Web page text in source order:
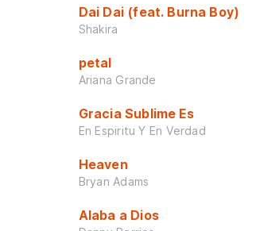
Dai Dai (feat. Burna Boy)
Shakira
petal
Ariana Grande
Gracia Sublime Es
En Espiritu Y En Verdad
Heaven
Bryan Adams
Alaba a Dios